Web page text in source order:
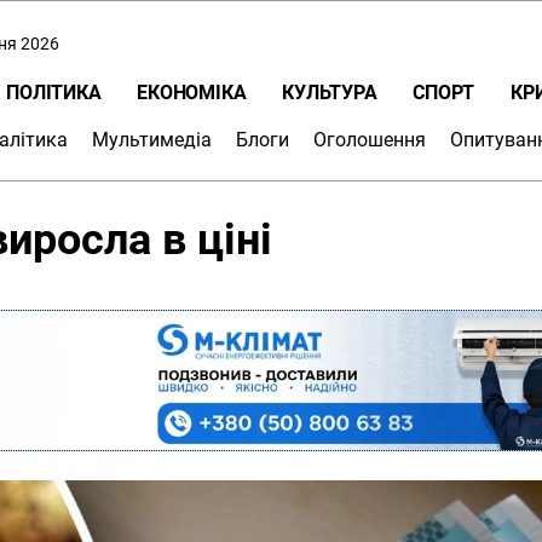
2026
ПОЛІТИКА ЕКОНОМІКА КУЛЬТУРА СПОРТ
Мультимедіа Блоги Оголошення
в ціні